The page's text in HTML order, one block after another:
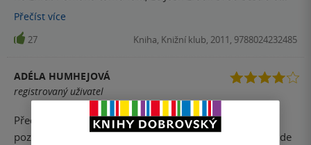
přidal se k Deeovi. Ten kdo četl předešlé díly, musí si
přečíst i tenhle, aby ujistil jak to vlastně všechno dopadne
Přečíst více
27 Kniha, Knižní klub, 2011, 9788024232485
ADÉLA HUMHEJOVÁ
registrovaný uživatel
Předposlední díl nemohu hodnotit jinak, než stejně
pozitivně jako díly předchozí. Knížka se výborně čte, nejde